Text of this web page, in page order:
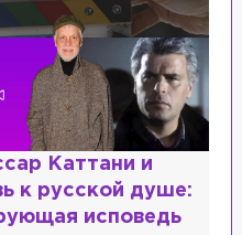
с напрасным
почему мир
в высшем